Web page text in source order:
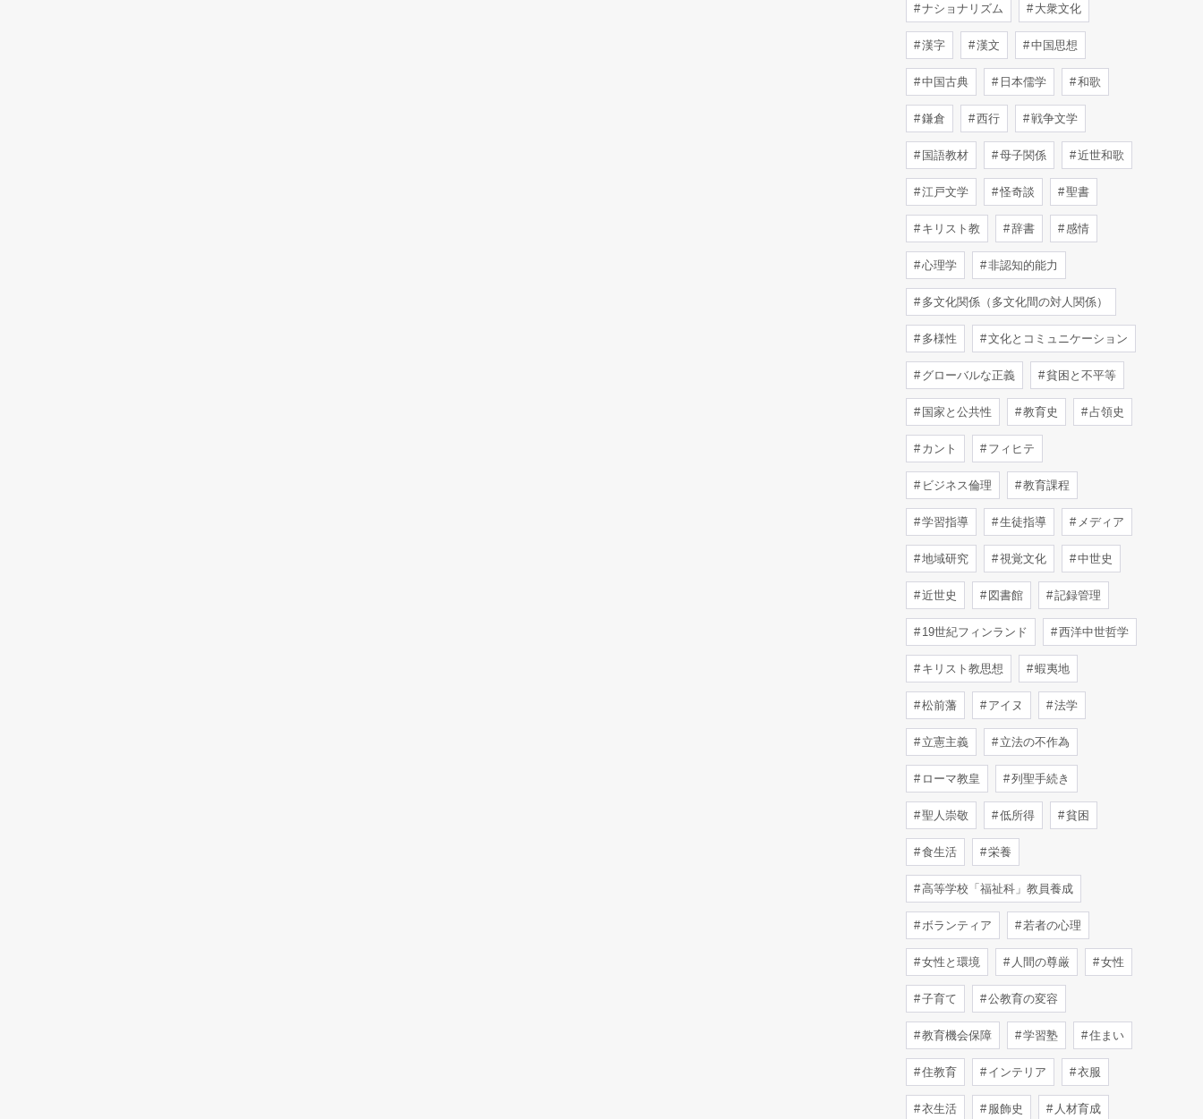
ナショナリズム 大衆文化
漢字 漢文 中国思想
中国古典 日本儒学 和歌
鎌倉 西行 戦争文学
国語教材 母子関係 近世和歌
江戸文学 怪奇談 聖書
キリスト教 辞書 感情
心理学 非認知的能力
多文化関係（多文化間の対人関係）
多様性 文化とコミュニケーション
グローバルな正義 貧困と不平等
国家と公共性 教育史 占領史
カント フィヒテ
ビジネス倫理 教育課程
学習指導 生徒指導 メディア
地域研究 視覚文化 中世史
近世史 図書館 記録管理
19世紀フィンランド 西洋中世哲学
キリスト教思想 蝦夷地
松前藩 アイヌ 法学
立憲主義 立法の不作為
ローマ教皇 列聖手続き
聖人崇敬 低所得 貧困
食生活 栄養
高等学校「福祉科」教員養成
ボランティア 若者の心理
女性と環境 人間の尊厳 女性
子育て 公教育の変容
教育機会保障 学習塾 住まい
住教育 インテリア 衣服
衣生活 服飾史 人材育成